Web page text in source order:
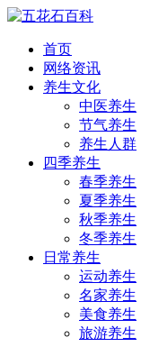
首页
网络资讯
养生文化
中医养生
节气养生
养生人群
四季养生
春季养生
夏季养生
秋季养生
冬季养生
日常养生
运动养生
名家养生
美食养生
旅游养生